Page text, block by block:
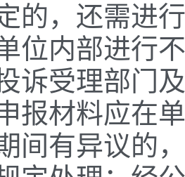
的，还需进
位内部进行
诉受理部门
报材料应在
间有异议的